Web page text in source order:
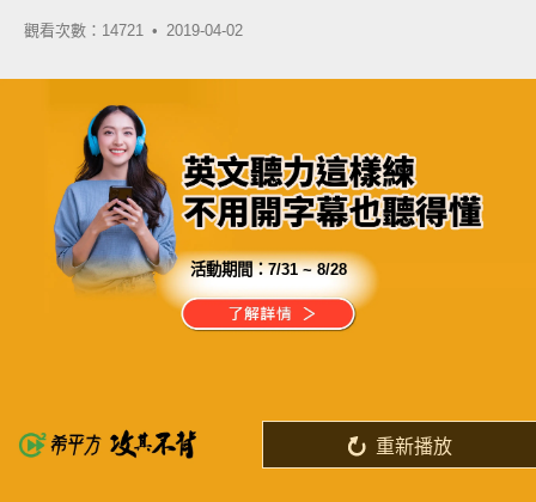
觀看次數：14721 • 2019-04-02
活動期間：7/31 ~ 8/28
重新播放
了解詳情